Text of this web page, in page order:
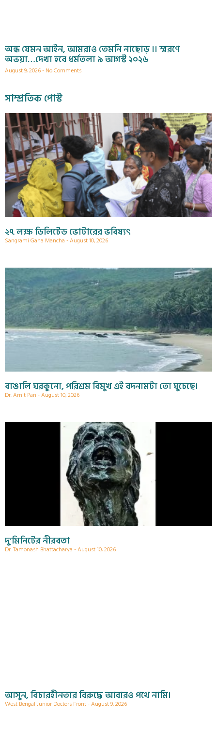
অন্ধ যেমন আইন, আমরাও তেমনি নাছোড় ।। স্মরণে
অভয়া…দেখা হবে ধর্মতলা ৯ আগস্ট ২০২৬
August 9, 2026 No Comments
সাম্প্রতিক পোস্ট
২৭ লক্ষ ডিলিটেড ভোটারের ভবিষ্যৎ
Sangrami Gana Mancha August 10, 2026
বাঙালি ঘরকুনো, পরিশ্রম বিমুখ এই বদনামটা তো ঘুচেছে।
Dr. Amit Pan August 10, 2026
দু’মিনিটের নীরবতা
Dr. Tamonash Bhattacharya August 10, 2026
আসুন, বিচারহীনতার বিরুদ্ধে আবারও পথে নামি।
West Bengal Junior Doctors Front August 9, 2026